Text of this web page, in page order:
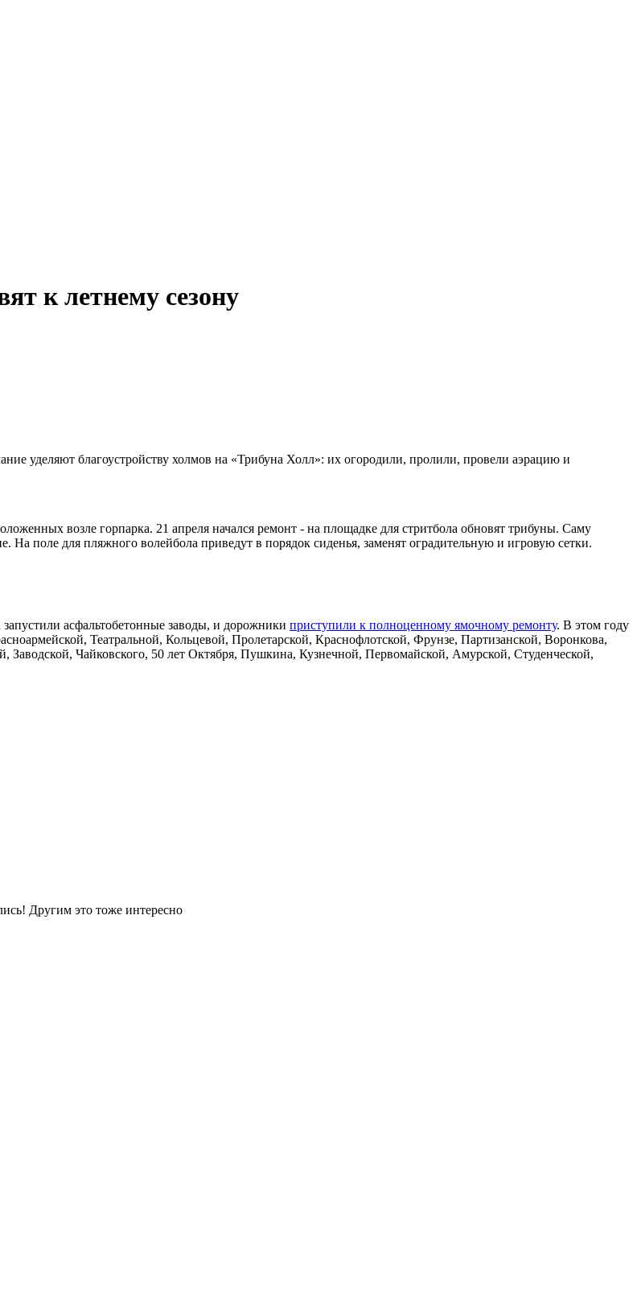
к летнему сезону
уделяют благоустройству холмов на «Трибуна Холл»: их огородили, пролили, провели аэрацию и
возле горпарка. 21 апреля начался ремонт - на площадке для стритбола обновят трибуны. Саму
На поле для пляжного волейбола приведут в порядок сиденья, заменят оградительную и игровую сетки.
асфальтобетонные заводы, и дорожники приступили к полноценному ямочному ремонту. В этом году
Театральной, Кольцевой, Пролетарской, Краснофлотской, Фрунзе, Партизанской, Воронкова,
Чайковского, 50 лет Октября, Пушкина, Кузнечной, Первомайской, Амурской, Студенческой,
Другим это тоже интересно